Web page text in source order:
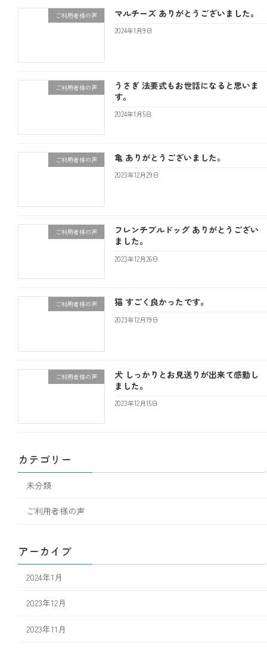
ご利用者様の声 マルチーズ ありがとうございました。
2024年1月9日
ご利用者様の声
うさぎ 法要式もお世話になると思いま
す。
2024年1月5日
ご利用者様の声 亀 ありがとうございました。
2023年12月29日
ご利用者様の声
フレンチブルドッグ ありがとうござい
ました。
2023年12月26日
ご利用者様の声 猫 すごく良かったです。
2023年12月19日
ご利用者様の声
犬 しっかりとお見送りが出来て感動し
ました。
2023年12月15日
カテゴリー
未分類
ご利用者様の声
アーカイブ
2024年1月
2023年12月
2023年11月